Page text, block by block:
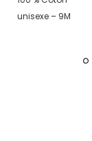
unisexe – 9M